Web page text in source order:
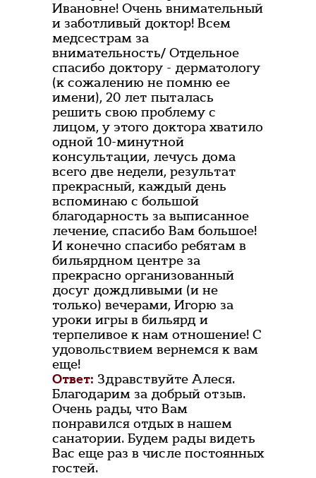
Ивановне! Очень внимательный
и заботливый доктор! Всем
медсестрам за
внимательность/ Отдельное
спасибо доктору - дерматологу
(к сожалению не помню ее
имени), 20 лет пыталась
решить свою проблему с
лицом, у этого доктора хватило
одной 10-минутной
консультации, лечусь дома
всего две недели, результат
прекрасный, каждый день
вспоминаю с большой
благодарность за выписанное
лечение, спасибо Вам большое!
И конечно спасибо ребятам в
бильярдном центре за
прекрасно организованный
досуг дождливыми (и не
только) вечерами, Игорю за
уроки игры в бильярд и
терпеливое к нам отношение! С
удовольствием вернемся к вам
еще!
Ответ: Здравствуйте Алеся.
Благодарим за добрый отзыв.
Очень рады, что Вам
понравился отдых в нашем
санатории. Будем рады видеть
Вас еще раз в числе постоянных
гостей.